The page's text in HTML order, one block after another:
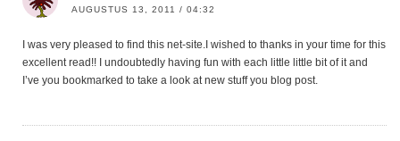
AUGUSTUS 13, 2011 / 04:32
I was very pleased to find this net-site.I wished to thanks in your time for this
excellent read!! I undoubtedly having fun with each little little bit of it and
I’ve you bookmarked to take a look at new stuff you blog post.